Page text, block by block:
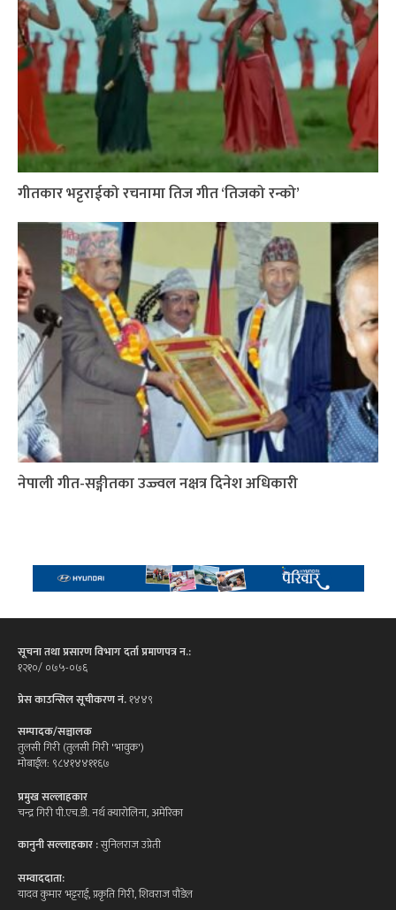
गीतकार भट्टराईको रचनामा तिज गीत ‘तिजको रन्को’
नेपाली गीत-सङ्गीतका उज्ज्वल नक्षत्र दिनेश अधिकारी
सूचना तथा प्रसारण विभाग दर्ता प्रमाणपत्र न.:
१२१०/ ०७५-०७६
प्रेस काउन्सिल सूचीकरण नं.१४४९
सम्पादक/सञ्चालक
तुलसी गिरी (तुलसी गिरी 'भावुक')
मोबाईल: ९८४१४४११६७
प्रमुख सल्लाहकार
चन्द्र गिरी पी.एच.डी. नर्थ क्यारोलिना, अमेरिका
कानुनी सल्लाहकार :सुनिलराज उप्रेती
सम्वाददाता:
यादव कुमार भट्टराई, प्रकृति गिरी, शिवराज पौडेल